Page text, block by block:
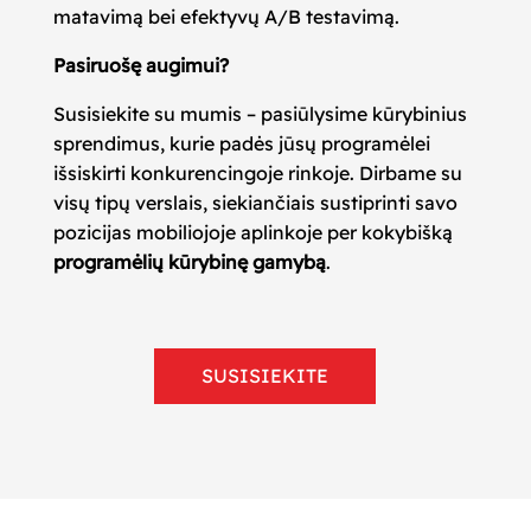
matavimą bei efektyvų A/B testavimą.
Pasiruošę augimui?
Susisiekite su mumis – pasiūlysime kūrybinius
sprendimus, kurie padės jūsų programėlei
išsiskirti konkurencingoje rinkoje. Dirbame su
visų tipų verslais, siekiančiais sustiprinti savo
pozicijas mobiliojoje aplinkoje per kokybišką
programėlių kūrybinę gamybą.
SUSISIEKITE